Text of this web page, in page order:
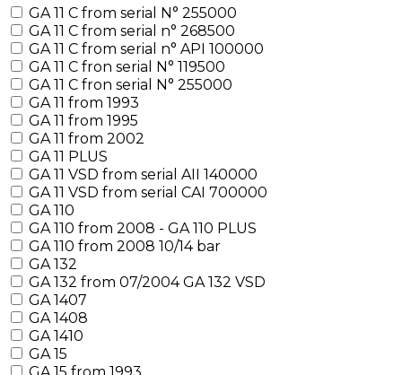
GA 11 C from serial N° 255000
GA 11 C from serial n° 268500
GA 11 C from serial n° API 100000
GA 11 C fron serial N° 119500
GA 11 C fron serial N° 255000
GA 11 from 1993
GA 11 from 1995
GA 11 from 2002
GA 11 PLUS
GA 11 VSD from serial AII 140000
GA 11 VSD from serial CAI 700000
GA 110
GA 110 from 2008 - GA 110 PLUS
GA 110 from 2008 10/14 bar
GA 132
GA 132 from 07/2004 GA 132 VSD
GA 1407
GA 1408
GA 1410
GA 15